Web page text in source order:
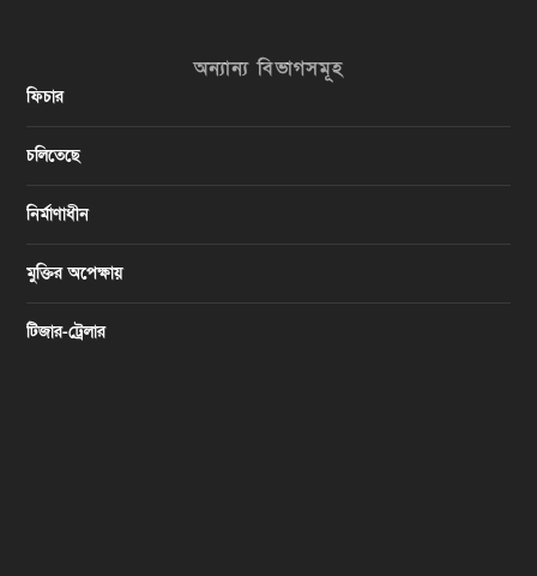
অন্যান্য বিভাগসমূহ
ফিচার
চলিতেছে
নির্মাণাধীন
মুক্তির অপেক্ষায়
টিজার-ট্রেলার